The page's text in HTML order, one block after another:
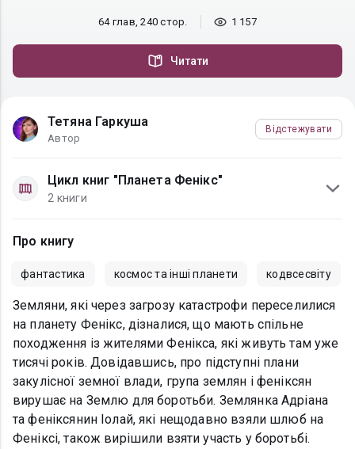
64 глав, 240 стор. 1 157
Читати
Тетяна Гаркуша
Автор
Відстежувати
Цикл книг "Планета Фенікс"
2 книги
Про книгу
фантастика космос та інші планети кодвсесвіту
Земляни, які через загрозу катастрофи переселилися
на планету Фенікс, дізналися, що мають спільне
походження із жителями Фенікса, які живуть там уже
тисячі років. Довідавшись, про підступні плани
закулісної земної влади, група землян і феніксян
вирушає на Землю для боротьби. Землянка Адріана
та феніксянин Іолай, які нещодавно взяли шлюб на
Феніксі, також вирішили взяти участь у боротьбі.